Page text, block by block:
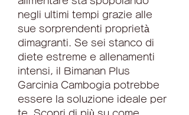
negli ultimi tempi grazie alle
sue sorprendenti proprietà
dimagranti. Se sei stanco di
diete estreme e allenamenti
intensi, il Bimanan Plus
Garcinia Cambogia potrebbe
essere la soluzione ideale per